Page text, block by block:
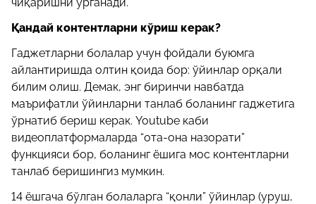
Қандай контентларни кўриш керак?
Гаджетларни болалар учун фойдали буюмга
айлантиришда олтин қоида бор: ўйинлар орқали
билим олиш. Демак, энг биринчи навбатда
маърифатли ўйинларни танлаб боланинг гаджетига
ўрнатиб бериш керак. Youtube каби
видеоплатформаларда “ота-она назорати”
функцияси бор, боланинг ёшига мос контентларни
танлаб беришингиз мумкин.
14 ёшгача бўлган болаларга “қонли” ўйинлар (уруш,